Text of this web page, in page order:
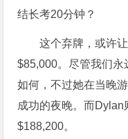
结长考20分钟？
这个弃牌，或许
$85,000。尽管我们
如何，不过她在当晚
成功的夜晚。而Dylan
$188,200。